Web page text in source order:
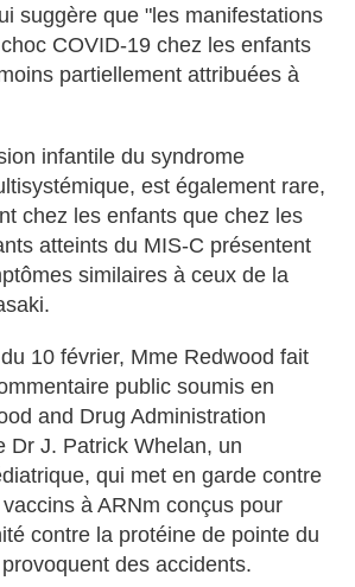
suggère que "les manifestations
COVID-19 chez les enfants
partiellement attribuées à
infantile du syndrome
est également rare,
chez les enfants que chez les
atteints du MIS-C présentent
similaires à ceux de la
10 février, Mme Redwood fait
public soumis en
and Drug Administration
Dr J. Patrick Whelan, un
qui met en garde contre
à ARNm conçus pour
contre la protéine de pointe du
des accidents.